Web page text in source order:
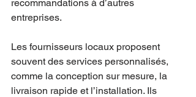
recommandations à d’autres
entreprises.
Les fournisseurs locaux proposent
souvent des services personnalisés,
comme la conception sur mesure, la
livraison rapide et l’installation. Ils